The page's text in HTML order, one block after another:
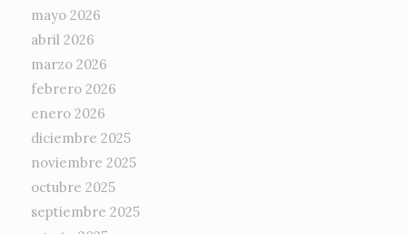
mayo 2026
abril 2026
marzo 2026
febrero 2026
enero 2026
diciembre 2025
noviembre 2025
octubre 2025
septiembre 2025